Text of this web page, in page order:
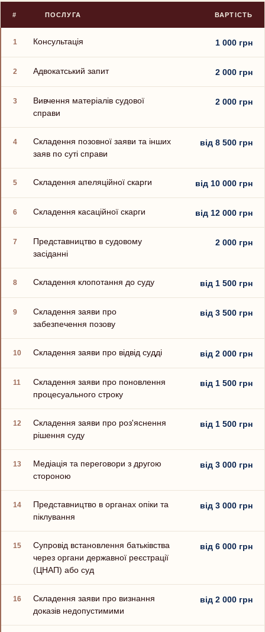
# ПОСЛУГА ВАРТІСТЬ
1 Консультація 1 000 грн
2 Адвокатський запит 2 000 грн
3
Вивчення матеріалів судової
справи
2 000 грн
4
Складення позовної заяви та інших
заяв по суті справи
від 8 500 грн
5 Складення апеляційної скарги від 10 000 грн
6 Складення касаційної скарги від 12 000 грн
7
Представництво в судовому
засіданні
2 000 грн
8 Складення клопотання до суду від 1 500 грн
9
Складення заяви про
забезпечення позову
від 3 500 грн
10 Складення заяви про відвід судді від 2 000 грн
11
Складення заяви про поновлення
процесуального строку
від 1 500 грн
12
Складення заяви про роз'яснення
рішення суду
від 1 500 грн
13
Медіація та переговори з другою
стороною
від 3 000 грн
14
Представництво в органах опіки та
піклування
від 3 000 грн
15
Супровід встановлення батьківства
через органи державної реєстрації
(ЦНАП) або суд
від 6 000 грн
16
Складення заяви про визнання
доказів недопустимими
від 2 000 грн